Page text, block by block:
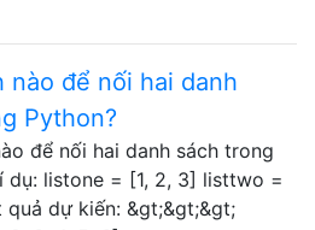
nào để nối hai danh
Python?
để nối hai danh sách trong
dụ: listone = [1, 2, 3] listtwo =
quả dự kiến: &gt;&gt;&gt;